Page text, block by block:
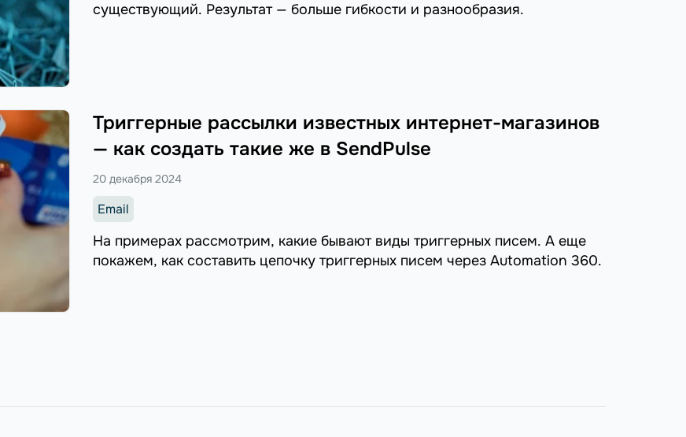
существующий. Результат — больше гибкости и разнообразия.
Триггерные рассылки известных интернет-магазинов
— как создать такие же в SendPulse
20 декабря 2024
Email
На примерах рассмотрим, какие бывают виды триггерных писем. А еще
покажем, как составить цепочку триггерных писем через Automation 360.